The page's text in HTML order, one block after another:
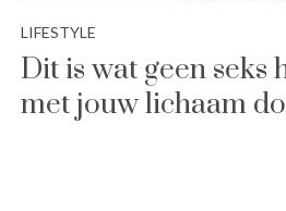
LIFESTYLE
Dit is wat geen seks
met jouw lichaam